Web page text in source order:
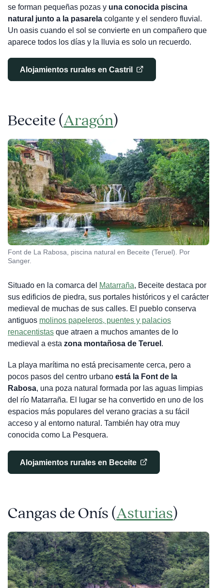
se forman pequeñas pozas y una conocida piscina
natural junto a la pasarelacolgante y el sendero fluvial.
Un oasis cuando el sol se convierte en un compañero que
aparece todos los días y la lluvia es solo un recuerdo.
Alojamientos rurales en Castril
Beceite (Aragón)
Font de La Rabosa, piscina natural en Beceite (Teruel). Por
Sanger.
Situado en la comarca del Matarraña, Beceite destaca por
sus edificios de piedra, sus portales históricos y el carácter
medieval de muchas de sus calles. El pueblo conserva
antiguos molinos papeleros, puentes y palacios
renacentistasque atraen a muchos amantes de lo
medieval a esta zona montañosa de Teruel .
La playa marítima no está precisamente cerca, pero a
pocos pasos del centro urbano está la Font de la
Rabosa, una poza natural formada por las aguas limpias
del río Matarraña. El lugar se ha convertido en uno de los
espacios más populares del verano gracias a su fácil
acceso y al entorno natural. También hay otra muy
conocida como La Pesquera.
Alojamientos rurales en Beceite
Cangas de Onís (Asturias)